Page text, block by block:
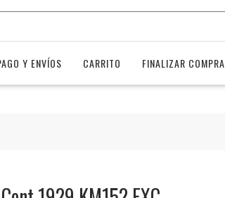
Y ENVÍOS CARRITO FINALIZAR COMPRA